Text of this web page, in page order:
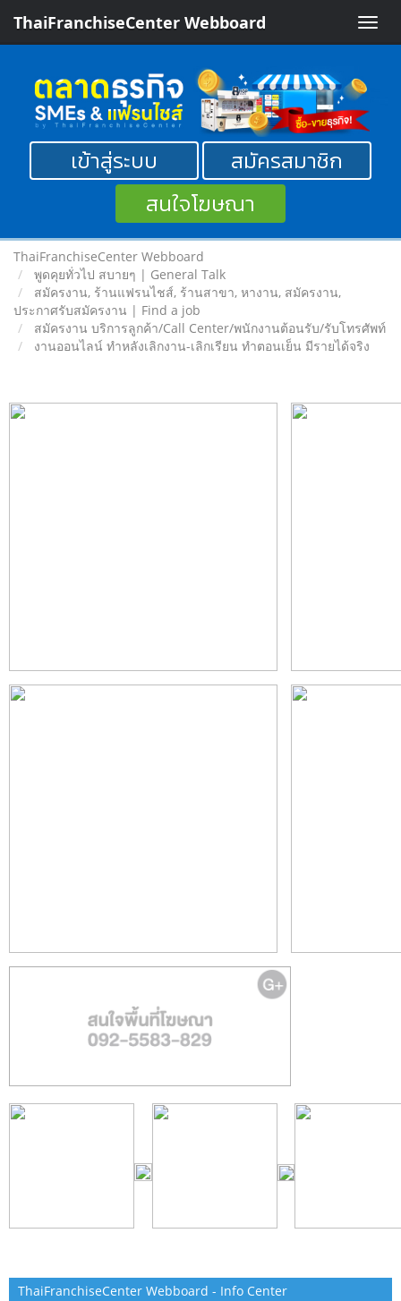
Toggle
ThaiFranchiseCenter Webboard
เข้าสู่ระบบ
สมัครสมาชิก
สนใจโฆษณา
ThaiFranchiseCenter Webboard
พูดคุยทั่วไป สบายๆ | General Talk
สมัครงาน, ร้านแฟรนไชส์, ร้านสาขา, หางาน, สมัครงาน,
ประกาศรับสมัครงาน | Find a job
สมัครงาน บริการลูกค้า/Call Center/พนักงานต้อนรับ/รับโทรศัพท์
งานออนไลน์ ทำหลังเลิกงาน-เลิกเรียน ทำตอนเย็น มีรายได้จริง
ThaiFranchiseCenter Webboard - Info Center